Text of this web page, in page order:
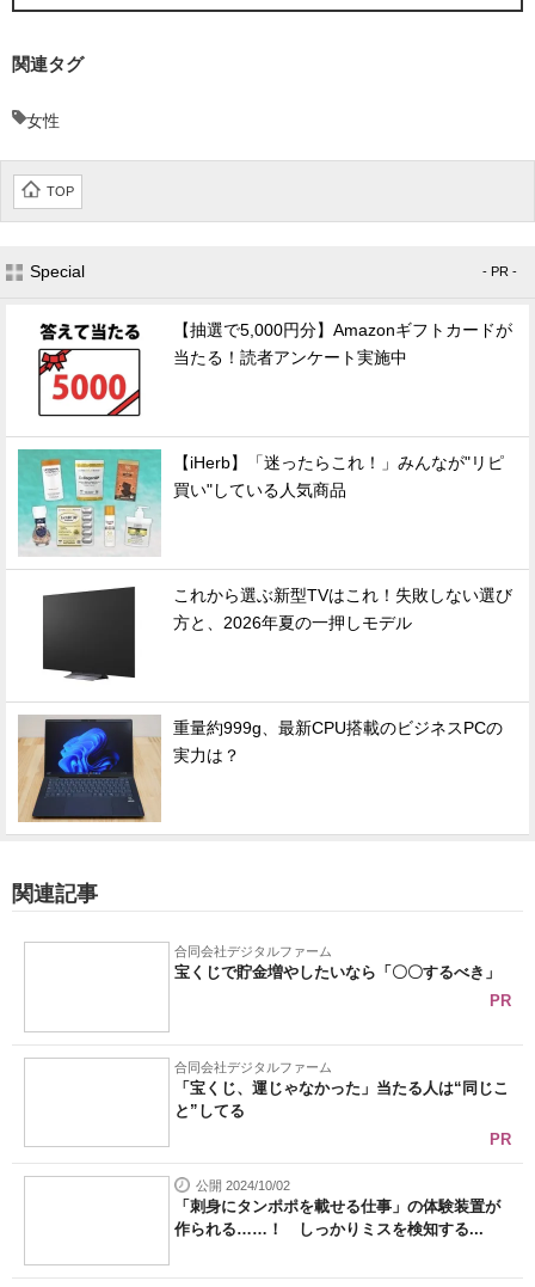
関連タグ
女性
TOP
Special - PR -
【抽選で5,000円分】Amazonギフトカードが
当たる！読者アンケート実施中
【iHerb】「迷ったらこれ！」みんなが"リピ
買い"している人気商品
これから選ぶ新型TVはこれ！失敗しない選び
方と、2026年夏の一押しモデル
重量約999g、最新CPU搭載のビジネスPCの
実力は？
関連記事
合同会社デジタルファーム
宝くじで貯金増やしたいなら「〇〇するべき」
PR
合同会社デジタルファーム
「宝くじ、運じゃなかった」当たる人は“同じこ
と”してる
PR
公開 2024/10/02
「刺身にタンポポを載せる仕事」の体験装置が
作られる……！ しっかりミスを検知する...